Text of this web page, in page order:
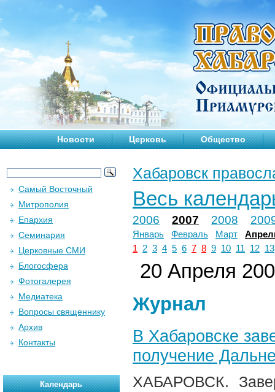
Новости Церковь Общество
Хабаровск
Весь
2006 2007 2008
Январь Февраль Март
1
2 3 4 5 6 7 8 9 10 11 12 13
20 Апреля
Журнал
В Хабаровске
получение
ХАБАРОВСК.
Самый Восточный
Митрополия
Епархия
Семинария
Церковные СМИ
Блогосфера
Фотогалерея
Медиатека
Вопросы священнику
Архив
Контакты
Календарь